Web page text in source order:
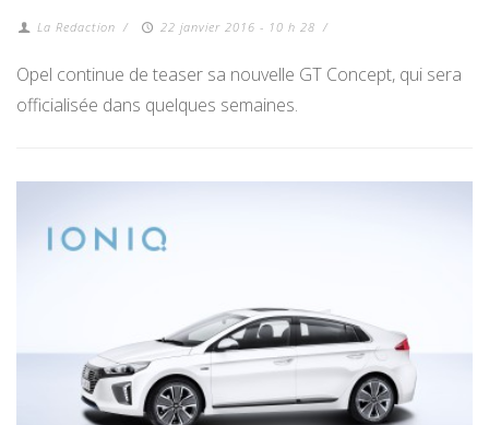
La Redaction / 22 janvier 2016 - 10 h 28 /
Opel continue de teaser sa nouvelle GT Concept, qui sera
officialisée dans quelques semaines.